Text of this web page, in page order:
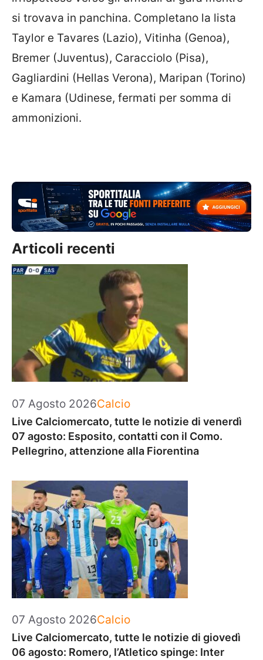
si trovava in panchina. Completano la lista
Taylor e Tavares (Lazio), Vitinha (Genoa),
Bremer (Juventus), Caracciolo (Pisa),
Gagliardini (Hellas Verona), Maripan (Torino)
e Kamara (Udinese, fermati per somma di
ammonizioni.
Articoli recenti
07 Agosto 2026Categorie
Calcio
Live Calciomercato, tutte le notizie di venerdì
07 agosto: Esposito, contatti con il Como.
Pellegrino, attenzione alla Fiorentina
07 Agosto 2026Categorie
Calcio
Live Calciomercato, tutte le notizie di giovedì
06 agosto: Romero, l’Atletico spinge: Inter